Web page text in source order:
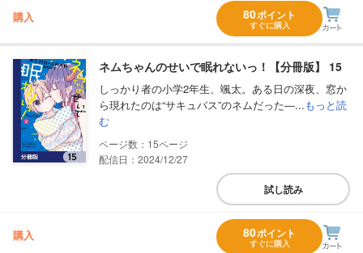
購入 80ポイント
すぐに購入
ネムちゃんのせいで眠れないっ！【分冊版】 15
しっかり者の小学2年生、颯太。ある日の深夜、窓か
ら現れたのは“サキュバス”のネムだった―...もっと読
む
15
配信日：2024/12/27
試し読み
購入 80ポイント
すぐに購入